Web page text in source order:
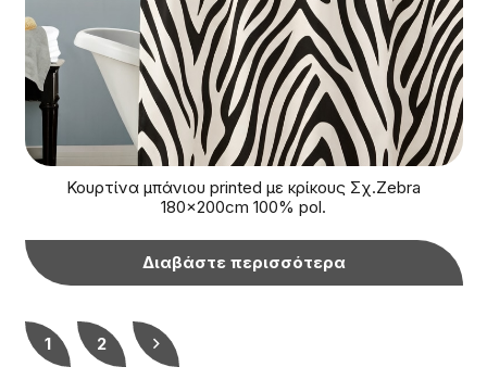
Κουρτίνα μπάνιου printed με κρίκους Σχ.Zebra
180x200cm 100% pol.
Διαβάστε περισσότερα
1 2